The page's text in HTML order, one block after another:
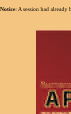
Notice: A session had already